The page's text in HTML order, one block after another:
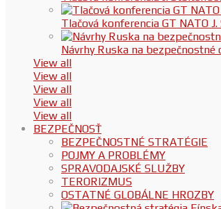
Tlačová konferencia GT NATO
Návrhy Ruska na bezpečnostné
View all
View all
View all
View all
View all
BEZPEČNOSŤ
BEZPEČNOSTNÉ STRATÉGIE
POJMY A PROBLÉMY
SPRAVODAJSKÉ SLUŽBY
TERORIZMUS
OSTATNÉ GLOBÁLNE HROZBY